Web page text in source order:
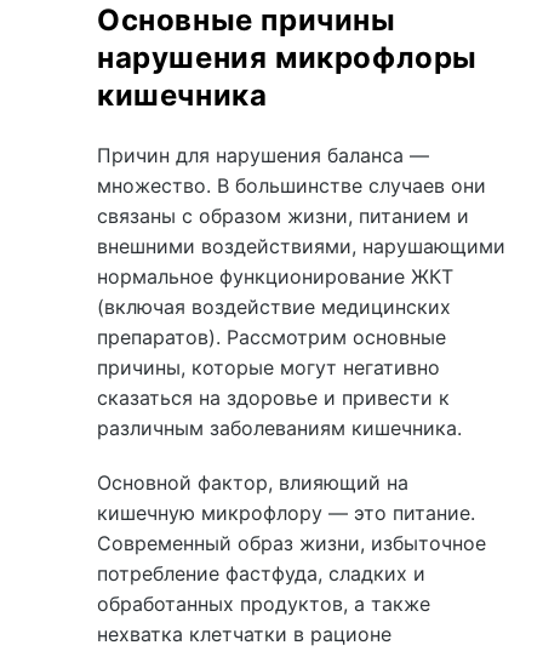
Основные причины
нарушения микрофлоры
кишечника
Причин для нарушения баланса —
множество. В большинстве случаев они
связаны с образом жизни, питанием и
внешними воздействиями, нарушающими
нормальное функционирование ЖКТ
(включая воздействие медицинских
препаратов). Рассмотрим основные
причины, которые могут негативно
сказаться на здоровье и привести к
различным заболеваниям кишечника.
Основной фактор, влияющий на
кишечную микрофлору — это питание.
Современный образ жизни, избыточное
потребление фастфуда, сладких и
обработанных продуктов, а также
нехватка клетчатки в рационе